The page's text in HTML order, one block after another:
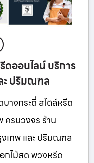
ออนไลน์ บริการ
ะ ปริมณฑล
งกระดี่ สไตล์หรีด
ครบวงจร ร้าน
เทพ และ ปริมณฑล
กไม้สด พวงหรีด